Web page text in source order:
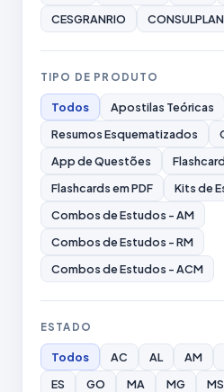
CESGRANRIO
CONSULPLAN
TIPO DE PRODUTO
Todos Apostilas Teóricas
Resumos Esquematizados
App de Questões
Flashcards em PDF
Kits de
Combos de Estudos - AM
Combos de Estudos - RM
Combos de Estudos - ACM
ESTADO
Todos AC AL AM
ES
GO MA MG MS